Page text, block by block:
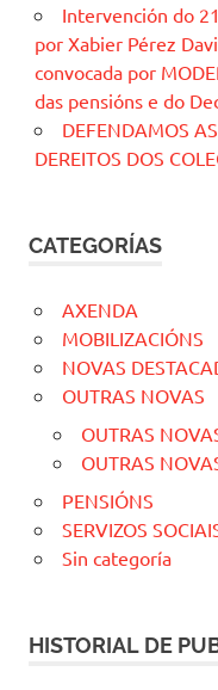
Intervención do
por Xabier Pérez
convocada por
das pensións e do
DEFENDAMOS
DEREITOS DOS
CATEGORÍAS
AXENDA
MOBILIZACIÓNS
NOVAS
OUTRAS NOVAS
OUTRAS
OUTRAS
PENSIÓNS
SERVIZOS
Sin categoría
HISTORIAL DE